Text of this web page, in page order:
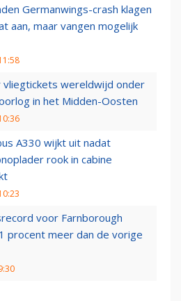
Germanwings-crash klagen
aan, maar vangen mogelijk
vliegtickets wereldwijd onder
in het Midden-Oosten
A330 wijkt uit nadat
rook in cabine
voor Farnborough
procent meer dan de vorige